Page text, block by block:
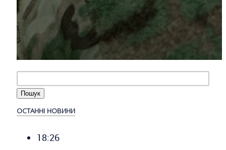
ОСТАННІ НОВИНИ
18:26